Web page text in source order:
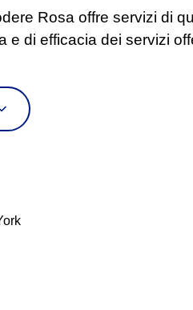
Rosa offre servizi di
e di efficacia dei servizi